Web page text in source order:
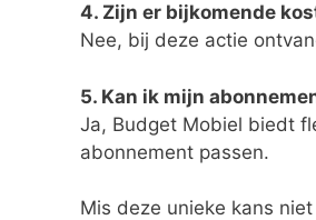
4. Zijn er bijkomende
Nee, bij deze actie
5. Kan ik mijn
Ja, Budget Mobiel biedt
abonnement passen.
Mis deze unieke kans